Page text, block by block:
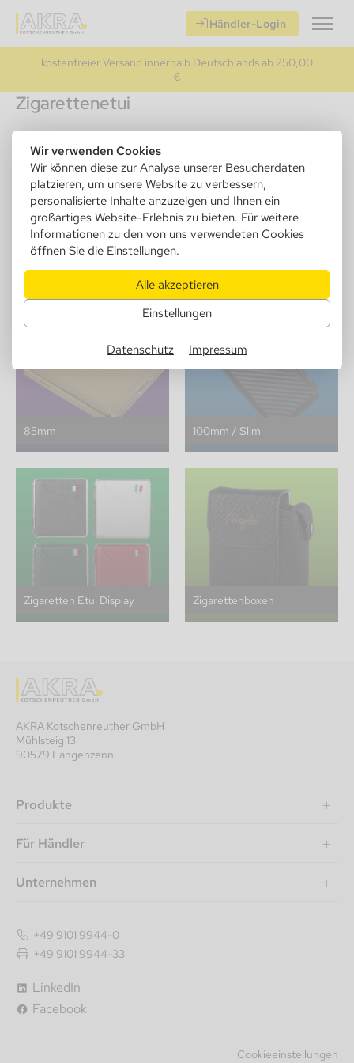
Wir verwenden Cookies
Wir können diese zur Analyse unserer Besucherdaten
platzieren, um unsere Website zu verbessern,
personalisierte Inhalte anzuzeigen und Ihnen ein
großartiges Website-Erlebnis zu bieten. Für weitere
Informationen zu den von uns verwendeten Cookies
öffnen Sie die Einstellungen.
Alle akzeptieren
Einstellungen
Datenschutz Impressum
Händler-Login
kostenfreier Versand innerhalb Deutschlands ab 250,00
€
Zigarettenetui
praktische Lösungen in verschiedenen Material- und
Qualitätsvarienten. Wir führen eine Vielzahl von Etuis in
verschiedenen Größen (18,20 Stk.)und Längen (85mm; 100mm)
Mit eleganten Designs und einer Vielzahl von Farboptionen
können wir "fast" jeden Kundenwunsch erfüllen und dem
persönlichen Stil Ihres Kunden gerecht werden. Entdecken Sie
unser Zigarettenetui-Sortiment und verleihen Sie dem
Raucherlebnis eine stilvolle Note. Unser Sortiment bietet Ihnen
viele verschiedene Display- und Einzelartikel.
85mm 100mm / Slim
Zigaretten Etui Display Zigarettenboxen
AKRA Kotschenreuther GmbH
Mühlsteig 13
90579 Langenzenn
Produkte
Für Händler
Unternehmen
LinkedIn
Facebook
+49 9101 9944-0
+49 9101 9944-33
Cookieeinstellungen